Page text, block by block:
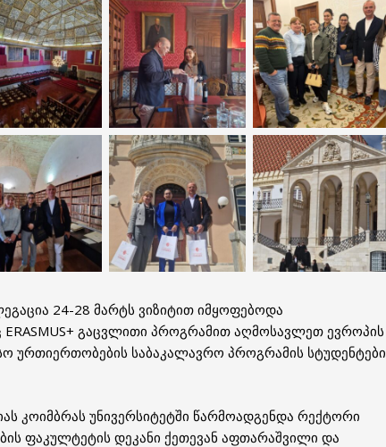
24-28 მარტს ვიზიტით იმყოფებოდა
გაცვლითი პროგრამით აღმოსავლეთ ევროპის
ურთიერთობების საბაკალავრო პროგრამის სტუდენტები
კოიმბრას უნივერსიტეტში წარმოადგენდა რექტორი
ფაკულტეტის დეკანი ქეთევან აფთარაშვილი და